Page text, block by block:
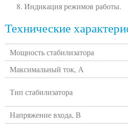
Индикация режимов работы.
Технические
Мощность стабилизатора
Максимальный ток, А
Тип стабилизатора
Напряжение входа, В